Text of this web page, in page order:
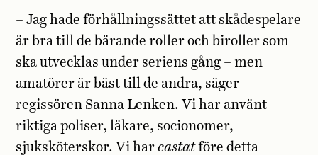
– Jag hade förhållningssättet att skådespelare
är bra till de bärande roller och biroller som
ska utvecklas under seriens gång – men
amatörer är bäst till de andra, säger
regissören Sanna Lenken. Vi har använt
riktiga poliser, läkare, socionomer,
sjuksköterskor. Vi harcastatföre detta